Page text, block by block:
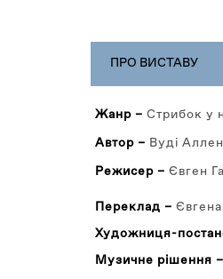
ПРО ВИСТАВУ
Жанр – Стрибок у
Автор – Вуді Аллен
Режисер – Євген
Переклад – Євгена
Художниця-
Музичне рішення –